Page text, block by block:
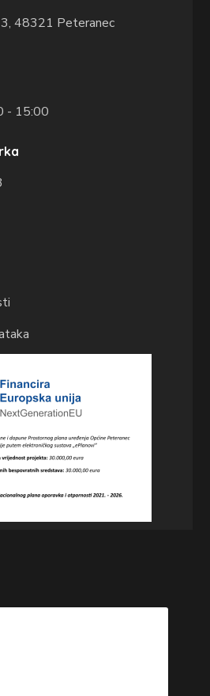
48321 Peteranec
- 15:00